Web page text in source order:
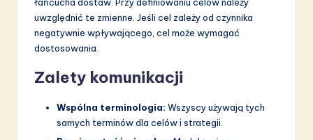
uwzględnić te zmienne. Jeśli cel zależy od czynnika
negatywnie wpływającego, cel może wymagać
dostosowania.
Zalety komunikacji
Wspólna terminologia: Wszyscy używają tych
samych terminów dla celów i strategii.